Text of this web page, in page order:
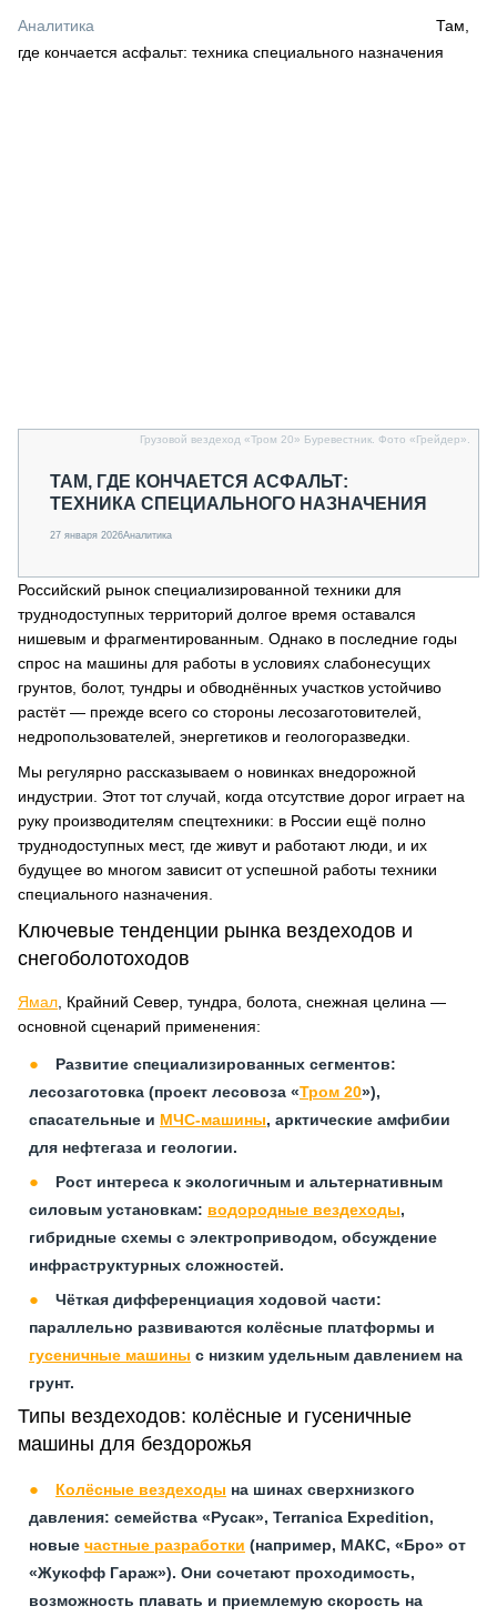
СПЕЦПРОЕКТЫ
Аналитика
Там,
где кончается асфальт: техника специального назначения
Грузовой вездеход «Тром 20» Буревестник. Фото «Грейдер».
ТАМ, ГДЕ КОНЧАЕТСЯ АСФАЛЬТ:
ТЕХНИКА СПЕЦИАЛЬНОГО НАЗНАЧЕНИЯ
27 января 2026Аналитика
Российский рынок специализированной техники для
труднодоступных территорий долгое время оставался
нишевым и фрагментированным. Однако в последние годы
спрос на машины для работы в условиях слабонесущих
грунтов, болот, тундры и обводнённых участков устойчиво
растёт — прежде всего со стороны лесозаготовителей,
недропользователей, энергетиков и геологоразведки.
Мы регулярно рассказываем о новинках внедорожной
индустрии. Этот тот случай, когда отсутствие дорог играет на
руку производителям спецтехники: в России ещё полно
труднодоступных мест, где живут и работают люди, и их
будущее во многом зависит от успешной работы техники
специального назначения.
Ключевые тенденции рынка вездеходов и
снегоболотоходов
Ямал , Крайний Север, тундра, болота, снежная целина —
основной сценарий применения:
Развитие специализированных сегментов:
лесозаготовка (проект лесовоза «Тром 20»),
спасательные и МЧС‑машины, арктические амфибии
для нефтегаза и геологии.
Рост интереса к экологичным и альтернативным
силовым установкам: водородные вездеходы,
гибридные схемы с электроприводом, обсуждение
инфраструктурных сложностей.
Чёткая дифференциация ходовой части:
параллельно развиваются колёсные платформы и
гусеничные машины с низким удельным давлением на
грунт.
Типы вездеходов: колёсные и гусеничные
машины для бездорожья
Колёсные вездеходы на шинах сверхнизкого
давления: семейства «Русак», Terranica Expedition,
новые частные разработки (например, МАКС, «Бро» от
«Жукофф Гараж»). Они сочетают проходимость,
возможность плавать и приемлемую скорость на